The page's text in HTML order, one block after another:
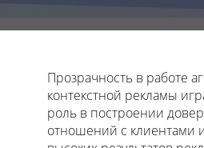
Прозрачность в работе
контекстной рекламы
роль в построении
отношений с клиентами